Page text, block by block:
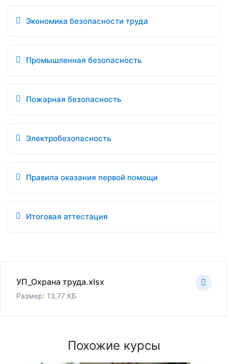
Экономика безопасности труда
Промышленная безопасность
Пожарная безопасность
Электробезопасность
Правила оказания первой помощи
Итоговая аттестация
УП_Охрана труда.xlsx
Размер: 13,77 КБ
Похожие курсы